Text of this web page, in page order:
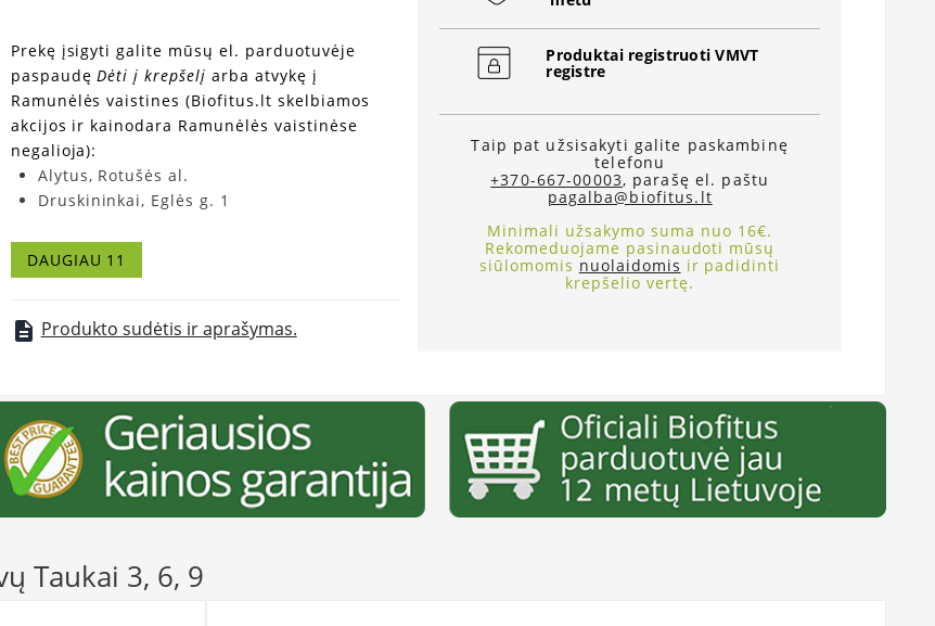
Prekę įsigyti galite mūsų el. parduotuvėje
paspaudęDėti į krepšelį arba atvykę į
Ramunėlės vaistines (Biofitus.lt skelbiamos
akcijos ir kainodara Ramunėlės vaistinėse
negalioja):
Alytus, Rotušės al.
Druskininkai, Eglės g. 1
Kaunas, V. Krėvės pr. 43
Klaipėda, Mokyklos g. 13
Elektrėnai, Taikos g. 4
Šiauliai, Lyros g. 13
Venta, Žemaičių g. 31
DAUGIAU 11
description Produkto sudėtis ir aprašymas.
Produktai registruoti VMVT
registre
Taip pat užsisakyti galite paskambinę
telefonu
+370-667-00003, parašę el. paštu
pagalba@biofitus.lt
Minimali užsakymo suma nuo 16€.
Rekomeduojame pasinaudoti mūsų
siūlomomis nuolaidomis ir padidinti
krepšelio vertę.
Taukai 3, 6, 9